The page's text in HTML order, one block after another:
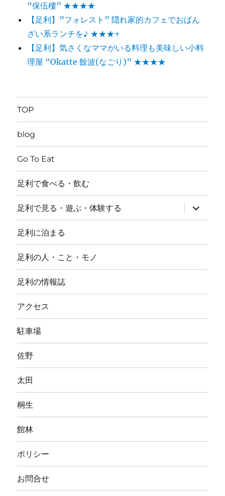
“保伍樓” ★★★★
【足利】”フォレスト” 隠れ家的カフェでおばん
ざい系ランチを♪ ★★★+
【足利】気さくなママがいる料理も美味しい小料
理屋 “Okatte 餘波(なごり)” ★★★★
TOP
blog
Go To Eat
足利で食べる・飲む
足利で見る・遊ぶ・体験する
ブ
メ
ー
開
足利に泊まる
足利の人・こと・モノ
足利の情報誌
アクセス
駐車場
佐野
太田
桐生
館林
ポリシー
お問合せ